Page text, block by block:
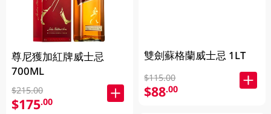
尊尼獲加紅牌威士忌
700ML
$215.00
$175.00
雙劍蘇格蘭威士忌 1LT
$115.00
$88.00